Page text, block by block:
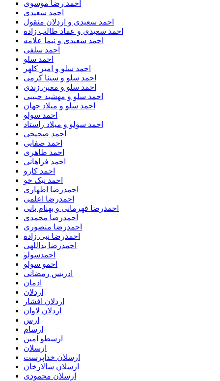
احمد رضا موسوی
احمد سعیدی
احمد سعیدی و اردلان منقول
احمد سعیدی و عماد طالب زاده
احمد سعیدی و نیما علامه
احمد سلفی
احمد سلو
احمد سلو و امیر کلهر
احمد سلو و سینا کرمی
احمد سلو و معین زندی
احمد سلو و مهشید حبیبی
احمد سلو و میلاد جهان
احمد سولو
احمد سولو و میلاد راستاد
احمد صحیحی
احمد صفایی
احمد طاهری
احمد فراهانی
احمد کارو
احمد نیک خو
احمدرضا اطهاری
احمدرضا اعلمی
احمدرضا قهرمانی و بهنام بانی
احمدرضا محمدی
احمدرضا منصوری
احمدرضا نبی زاده
احمدرضا یداللهی
احمدسولو
احمو سولو
ادریس رمضانی
ادمان
اردلان
اردلان افشار
اردلان لاوان
ارس
ارسام
ارسطو امین
ارسلان
ارسلان خداپرست
ارسلان سالارخان
ارسلان محمودی